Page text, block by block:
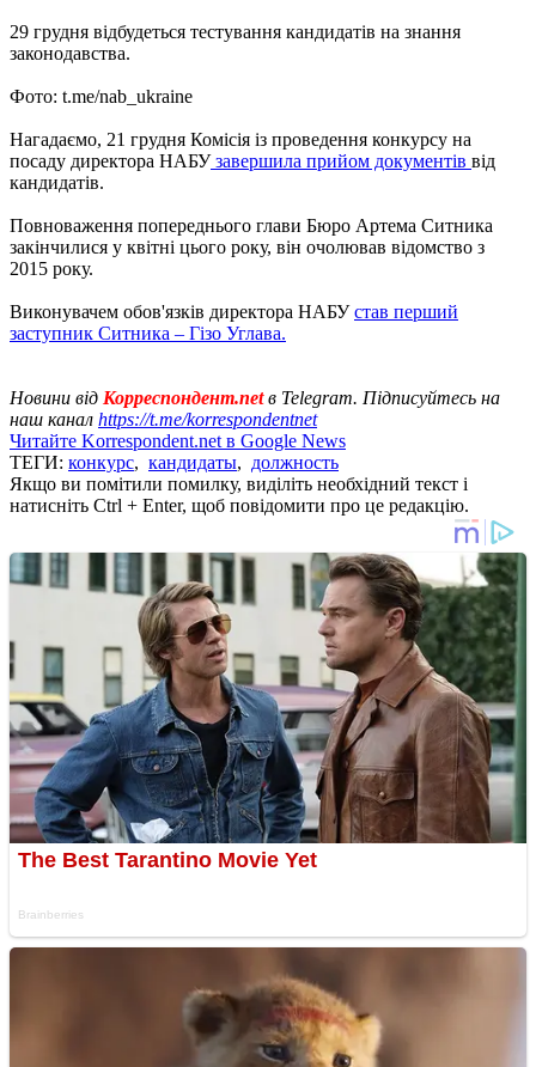
29 грудня відбудеться тестування кандидатів на знання
законодавства.
Фото: t.me/nab_ukraine
Нагадаємо, 21 грудня Комісія із проведення конкурсу на
посаду директора НАБУзавершила прийом документів від
кандидатів.
Повноваження попереднього глави Бюро Артема Ситника
закінчилися у квітні цього року, він очолював відомство з
2015 року.
Виконувачем обов'язків директора НАБУстав перший
заступник Ситника – Гізо Углава.
Новини від Корреспондент.netв Telegram. Підписуйтесь на
наш канал https://t.me/korrespondentnet
Читайте Korrespondent.net в Google News
ТЕГИ: конкурс, кандидаты, должность
Якщо ви помітили помилку, виділіть необхідний текст і
натисніть Ctrl + Enter, щоб повідомити про це редакцію.